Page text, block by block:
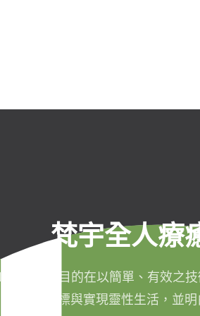
梵宇全人療
年成立，目的在以簡單、有效之
成生命目標與實現靈性生活，並